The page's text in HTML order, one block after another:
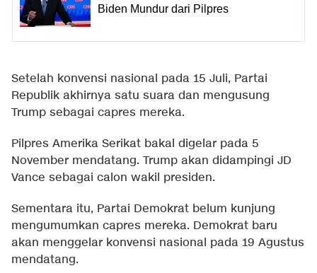
Biden Mundur dari Pilpres
Setelah konvensi nasional pada 15 Juli, Partai
Republik akhirnya satu suara dan mengusung
Trump sebagai capres mereka.
Pilpres Amerika Serikat bakal digelar pada 5
November mendatang. Trump akan didampingi JD
Vance sebagai calon wakil presiden.
Sementara itu, Partai Demokrat belum kunjung
mengumumkan capres mereka. Demokrat baru
akan menggelar konvensi nasional pada 19 Agustus
mendatang.